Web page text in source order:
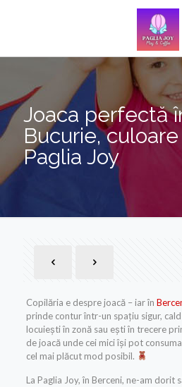
Joaca perfectă
Bucurie,
Paglia Joy
Copilăria e despre joacă – iar în
prinde contur într-un spațiu sigur,
locuiești în zonă sau ești în trecere
de joacă unde cei mici își pot
cel mai plăcut mod posibil.
La Paglia Joy, în Berceni, ne-am dorit